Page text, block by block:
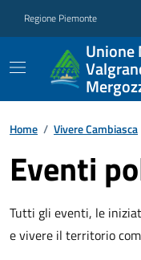
Regione Piemonte
Unione
Home / Vivere Cambiasca
Eventi
Tutti gli eventi, le
e vivere il territorio